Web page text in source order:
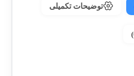
توضیحات تکمیلی